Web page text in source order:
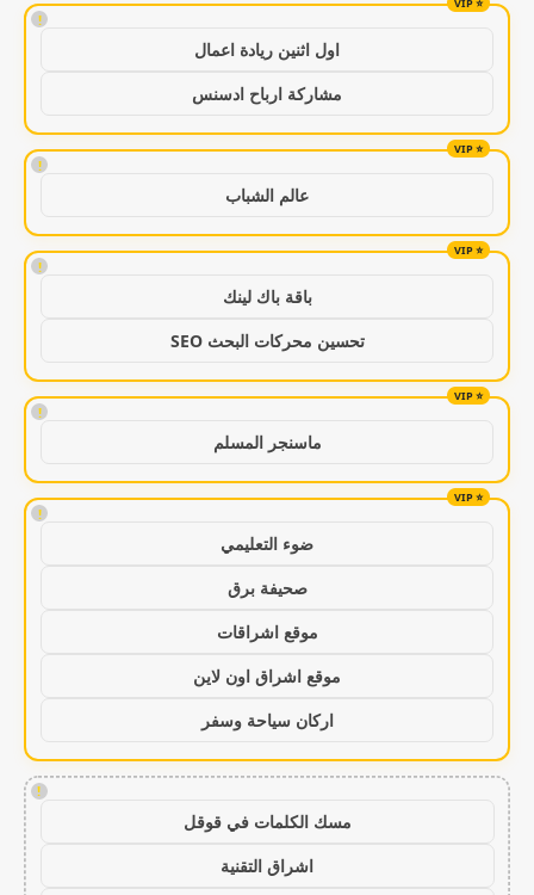
!
اول اثنين ريادة اعمال
مشاركة ارباح ادسنس
!
عالم الشباب
!
باقة باك لينك
تحسين محركات البحث SEO
!
ماسنجر المسلم
!
ضوء التعليمي
صحيفة برق
موقع اشراقات
موقع اشراق اون لاين
اركان سياحة وسفر
!
مسك الكلمات في قوقل
اشراق التقنية